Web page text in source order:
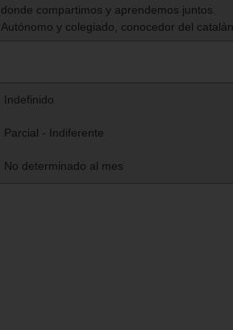
donde compartimos y aprendemos juntos.
Autónomo y colegiado, conocedor del
Indefinido
Parcial - Indiferente
No determinado al mes